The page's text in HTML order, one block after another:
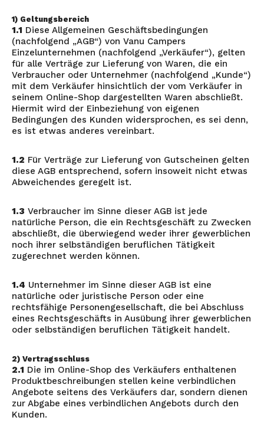
1) Geltungsbereich
1.1 Diese Allgemeinen Geschäftsbedingungen
(nachfolgend „AGB“) von Vanu Campers
Einzelunternehmen (nachfolgend „Verkäufer“), gelten
für alle Verträge zur Lieferung von Waren, die ein
Verbraucher oder Unternehmer (nachfolgend „Kunde“)
mit dem Verkäufer hinsichtlich der vom Verkäufer in
seinem Online-Shop dargestellten Waren abschließt.
Hiermit wird der Einbeziehung von eigenen
Bedingungen des Kunden widersprochen, es sei denn,
es ist etwas anderes vereinbart.
1.2 Für Verträge zur Lieferung von Gutscheinen gelten
diese AGB entsprechend, sofern insoweit nicht etwas
Abweichendes geregelt ist.
1.3 Verbraucher im Sinne dieser AGB ist jede
natürliche Person, die ein Rechtsgeschäft zu Zwecken
abschließt, die überwiegend weder ihrer gewerblichen
noch ihrer selbständigen beruflichen Tätigkeit
zugerechnet werden können.
1.4 Unternehmer im Sinne dieser AGB ist eine
natürliche oder juristische Person oder eine
rechtsfähige Personengesellschaft, die bei Abschluss
eines Rechtsgeschäfts in Ausübung ihrer gewerblichen
oder selbständigen beruflichen Tätigkeit handelt.
2) Vertragsschluss
2.1 Die im Online-Shop des Verkäufers enthaltenen
Produktbeschreibungen stellen keine verbindlichen
Angebote seitens des Verkäufers dar, sondern dienen
zur Abgabe eines verbindlichen Angebots durch den
Kunden.